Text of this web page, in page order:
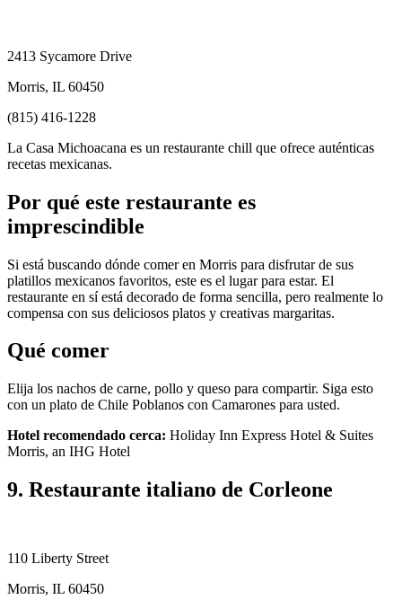
2413 Sycamore Drive
Morris, IL 60450
(815) 416-1228
La Casa Michoacana es un restaurante chill que ofrece auténticas
recetas mexicanas.
Por qué este restaurante es
imprescindible
Si está buscando dónde comer en Morris para disfrutar de sus
platillos mexicanos favoritos, este es el lugar para estar. El
restaurante en sí está decorado de forma sencilla, pero realmente lo
compensa con sus deliciosos platos y creativas margaritas.
Qué comer
Elija los nachos de carne, pollo y queso para compartir. Siga esto
con un plato de Chile Poblanos con Camarones para usted.
Hotel recomendado cerca: Holiday Inn Express Hotel & Suites
Morris, an IHG Hotel
9. Restaurante italiano de Corleone
110 Liberty Street
Morris, IL 60450